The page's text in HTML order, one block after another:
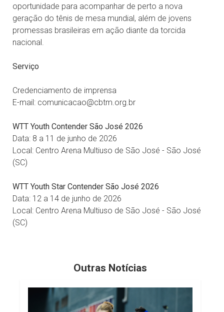
oportunidade para acompanhar de perto a nova
geração do tênis de mesa mundial, além de jovens
promessas brasileiras em ação diante da torcida
nacional.
Serviço
Credenciamento de imprensa
E-mail: comunicacao@cbtm.org.br
WTT Youth Contender São José 2026
Data: 8 a 11 de junho de 2026
Local: Centro Arena Multiuso de São José - São José
(SC)
WTT Youth Star Contender São José 2026
Data: 12 a 14 de junho de 2026
Local: Centro Arena Multiuso de São José - São José
(SC)
Outras Notícias